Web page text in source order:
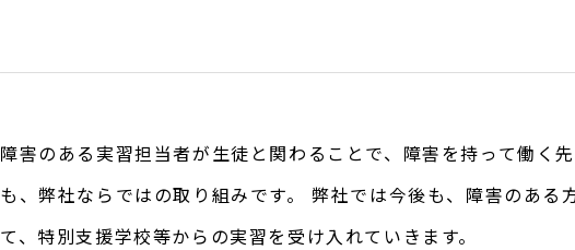
障害のある実習担当者が生徒と関わることで、障害を持って働く
も、弊社ならではの取り組みです。 弊社では今後も、障害のある
て、特別支援学校等からの実習を受け入れていきます。